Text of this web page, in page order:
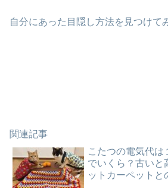
自分にあった目隠し方法を見つけて
関連記事
こたつの電気代は
でいくら？古いと
ットカーペットと